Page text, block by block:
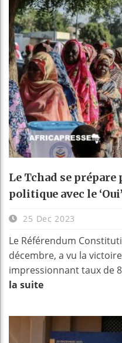
Le Tchad se prépare
politique avec le
25 Dec 2023
Le Référendum
décembre, a vu la
impressionnant taux de
la suite